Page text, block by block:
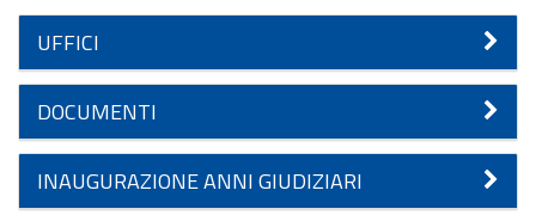
UFFICI
DOCUMENTI
INAUGURAZIONE ANNI GIUDIZIARI